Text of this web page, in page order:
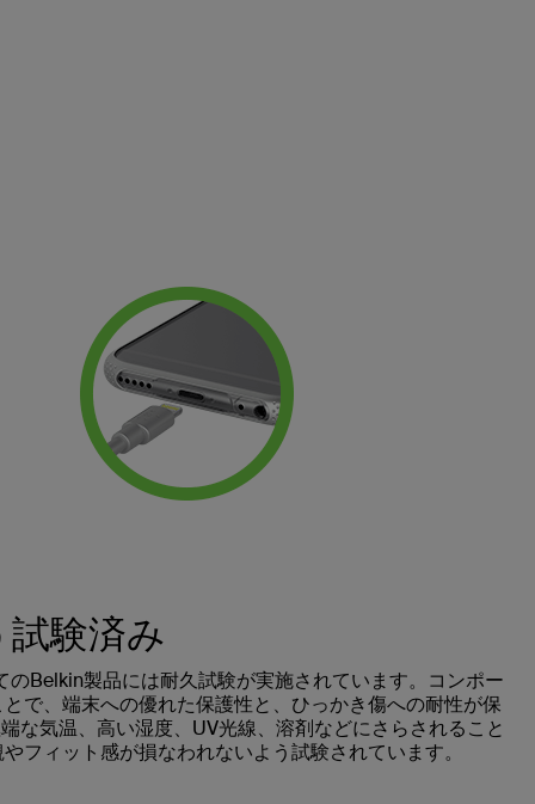
験済み
Belkin製品には耐久試験が実施されています。コンポー
で、端末への優れた保護性と、ひっかき傷への耐性が保
な気温、高い湿度、UV光線、溶剤などにさらされること
フィット感が損なわれないよう試験されています。